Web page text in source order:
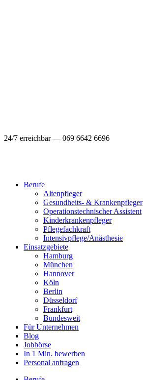
24/7 erreichbar — 069 6642 6696
Berufe
Altenpfleger
Gesundheits- & Krankenpfleger
Operationstechnischer Assistent
Kinderkrankenpfleger
Pflegefachkraft
Intensivpflege/Anästhesie
Einsatzgebiete
Hamburg
München
Hannover
Köln
Berlin
Düsseldorf
Frankfurt
Bundesweit
Für Unternehmen
Blog
Jobbörse
In 1 Min. bewerben
Personal anfragen